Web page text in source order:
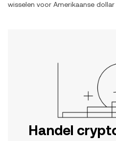
wisselen voor Amerikaanse dollar
Handel